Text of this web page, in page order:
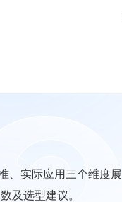
、实际应用三个维度展
及选型建议。